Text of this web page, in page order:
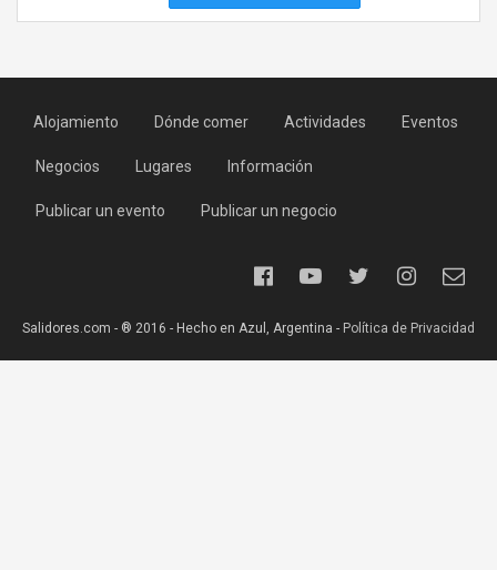
Alojamiento Dónde comer Actividades Eventos
Negocios Lugares Información
Publicar un evento Publicar un negocio
Salidores.com - ® 2016 - Hecho en Azul, Argentina - Política de Privacidad